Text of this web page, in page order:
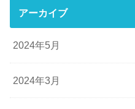
アーカイブ
2024年5月
2024年3月